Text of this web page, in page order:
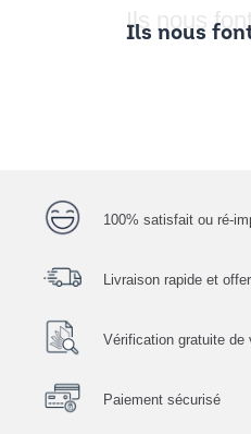
Ils nous
Ils nous
100% satisfait ou ré-
Livraison rapide et
Vérification gratuite de
Paiement sécurisé